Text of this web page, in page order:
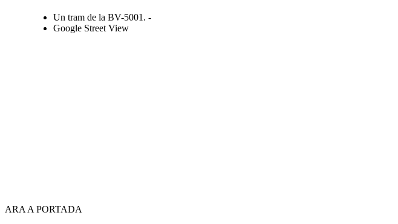
Un tram de la BV-5001. -
Google Street View
ARA A PORTADA